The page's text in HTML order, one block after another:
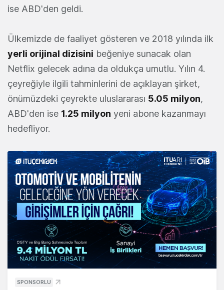
ise ABD'den geldi.
Ülkemizde de faaliyet gösteren ve 2018 yılında ilk
yerli orijinal dizisini beğeniye sunacak olan
Netflix gelecek adına da oldukça umutlu. Yılın 4.
çeyreğiyle ilgili tahminlerini de açıklayan şirket,
önümüzdeki çeyrekte uluslararası 5.05 milyon,
ABD'den ise 1.25 milyon yeni abone kazanmayı
hedefliyor.
SPONSORLU